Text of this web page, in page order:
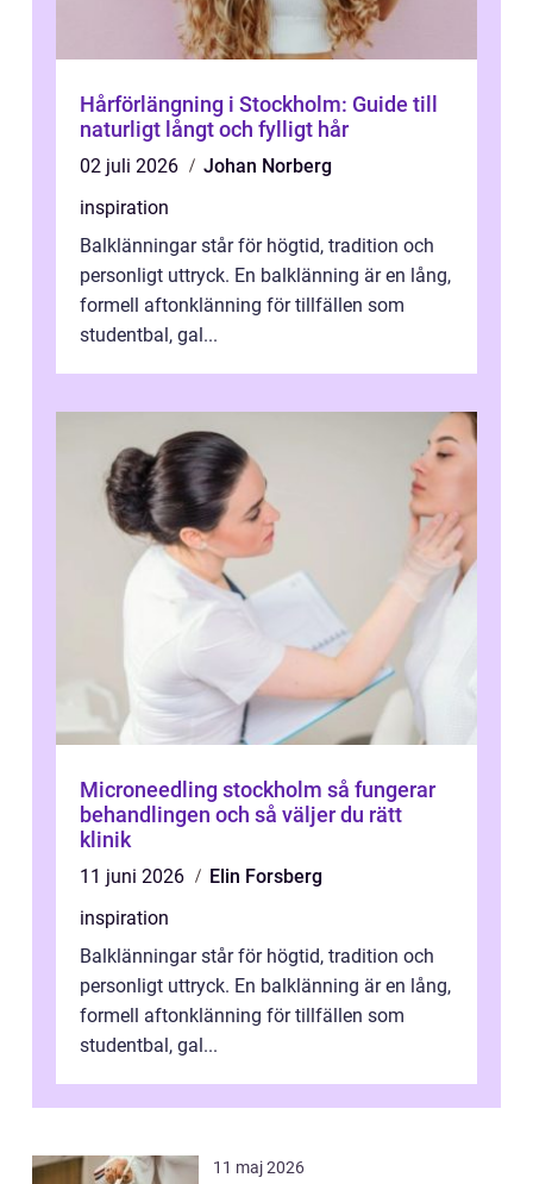
Hårförlängning i Stockholm: Guide till
naturligt långt och fylligt hår
02 juli 2026
Johan Norberg
inspiration
Balklänningar står för högtid, tradition och
personligt uttryck. En balklänning är en lång,
formell aftonklänning för tillfällen som
studentbal, gal...
Microneedling stockholm så fungerar
behandlingen och så väljer du rätt
klinik
11 juni 2026
Elin Forsberg
inspiration
Balklänningar står för högtid, tradition och
personligt uttryck. En balklänning är en lång,
formell aftonklänning för tillfällen som
studentbal, gal...
11 maj 2026